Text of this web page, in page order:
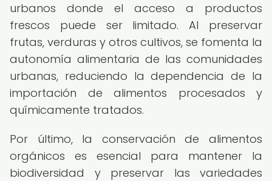
urbanos donde el acceso a productos
frescos puede ser limitado. Al preservar
frutas, verduras y otros cultivos, se fomenta la
autonomía alimentaria de las comunidades
urbanas, reduciendo la dependencia de la
importación de alimentos procesados y
químicamente tratados.
Por último, la conservación de alimentos
orgánicos es esencial para mantener la
biodiversidad y preservar las variedades